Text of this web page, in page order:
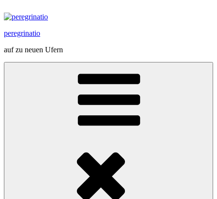
Inhalt
peregrinatio
auf zu neuen Ufern